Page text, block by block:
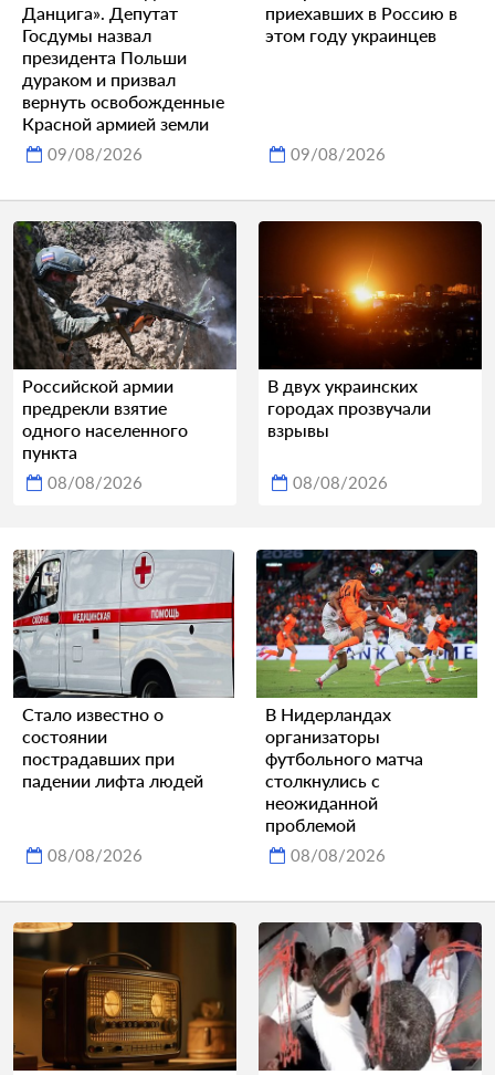
Данцига». Депутат
Госдумы назвал
президента Польши
дураком и призвал
вернуть освобожденные
Красной армией земли
09/08/2026
приехавших в Россию в
этом году украинцев
09/08/2026
Российской армии
предрекли взятие
одного населенного
пункта
08/08/2026
В двух украинских
городах прозвучали
взрывы
08/08/2026
Стало известно о
состоянии
пострадавших при
падении лифта людей
08/08/2026
В Нидерландах
организаторы
футбольного матча
столкнулись с
неожиданной
проблемой
08/08/2026